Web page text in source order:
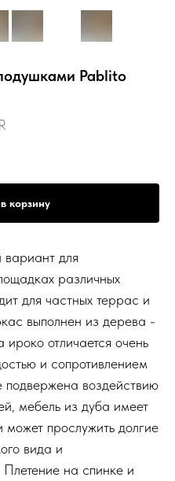
Pablito
корзину
для
различных
для частных террас и
выполнен из дерева -
отличается очень
и сопротивлением
подвержена воздействию
мебель из дуба имеет
может прослужить долгие
вида и
Плетение на спинке и